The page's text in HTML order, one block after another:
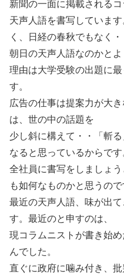
新聞の一面に掲載されるコ
天声人語を書写していま
く、日経の春秋でもなく・
朝日の天声人語なのかとよ
理由は大学受験の出題に
す。
広告の仕事は提案力が大
は、世の中の話題を
少し斜に構えて・・「斬
なると思っているからです
全社員に書写をしましょ
も如何なものかと思うので
最近の天声人語、味が出
す。最近のと申すのは、
現コラムニストが書き始
んでした。
直ぐに政府に噛み付き、